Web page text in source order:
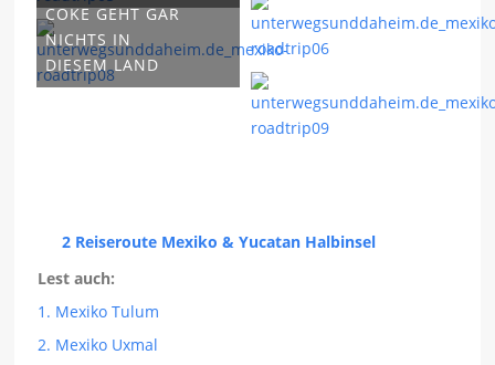
COKE GEHT GAR
NICHTS IN
DIESEM LAND
2 Reiseroute Mexiko & Yucatan Halbinsel
Lest auch:
1. Mexiko Tulum
2. Mexiko Uxmal